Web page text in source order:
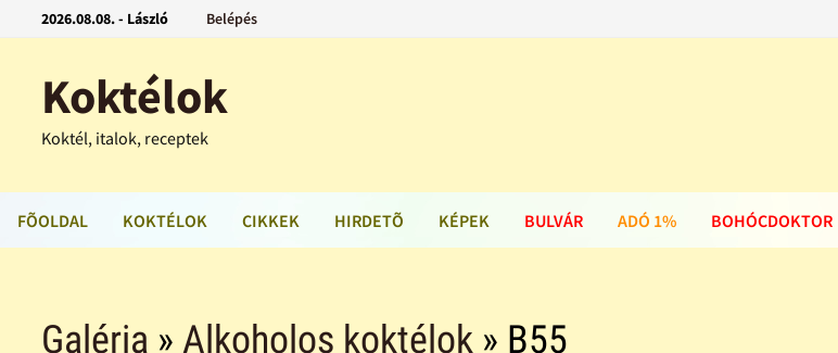
2026.08.08. - László Belépés
Koktélok
Koktél, italok, receptek
FÕOLDAL KOKTÉLOK CIKKEK HIRDETÕ KÉPEK BULVÁR ADÓ 1% BOHÓCDOKTOR
Galéria » Alkoholos koktélok » B55